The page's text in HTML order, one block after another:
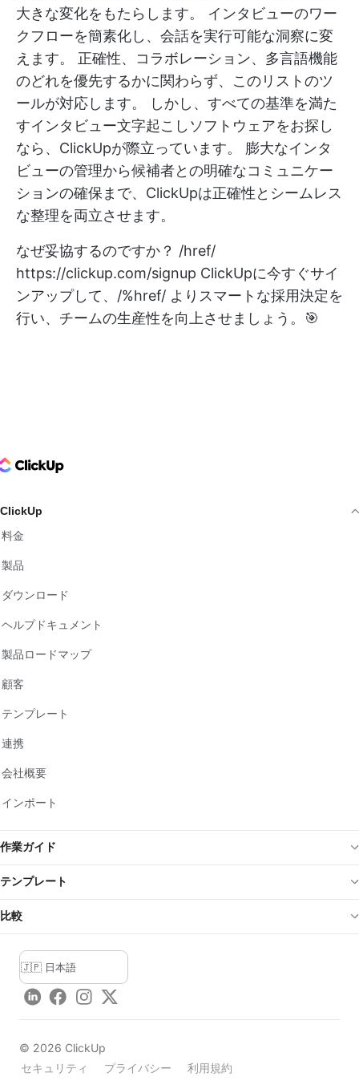
大きな変化をもたらします。 インタビューのワー
クフローを簡素化し、会話を実行可能な洞察に変
えます。 正確性、コラボレーション、多言語機能
のどれを優先するかに関わらず、このリストのツ
ールが対応します。 しかし、すべての基準を満た
すインタビュー文字起こしソフトウェアをお探し
なら、ClickUpが際立っています。 膨大なインタ
ビューの管理から候補者との明確なコミュニケー
ションの確保まで、ClickUpは正確性とシームレス
な整理を両立させます。
なぜ妥協するのですか？ /href/
https://clickup.com/signup ClickUpに今すぐサイ
ンアップして、/%href/ よりスマートな採用決定を
行い、チームの生産性を向上させましょう。🎯
Logo
ClickUp
料金
製品
ダウンロード
ヘルプドキュメント
製品ロードマップ
顧客
テンプレート
連携
会社概要
インポート
作業ガイド
テンプレート
比較
LinkedInFacebook
Instagram
Twitter
© 2026 ClickUp
セキュリティ
プライバシー 利用規約